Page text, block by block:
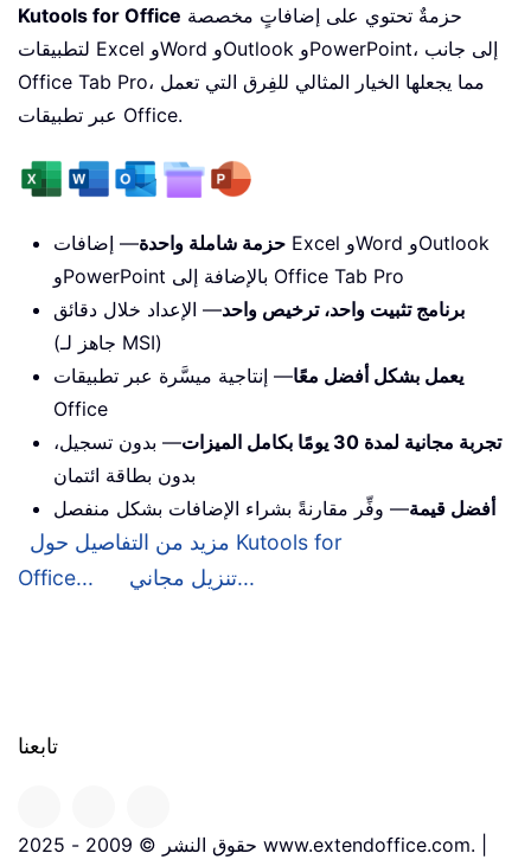
Kutools for Office
لتطبيقات Excel وWord وOutlook وPowerPoint، إلى جانب
Office Tab Pro، مما يجعلها الخيار المثالي للفِرق التي تعمل
عبر تطبيقات Office.
حزمة شاملة واحدة— إضافات Excel وWord وOutlook
وPowerPoint بالإضافة إلى Office Tab Pro
برنامج تثبيت واحد، ترخيص واحد— الإعداد خلال دقائق
(جاهز لـ MSI)
يعمل بشكل أفضل معًا— إنتاجية ميسَّرة عبر تطبيقات
Office
تجربة مجانية لمدة 30 يومًا بكامل الميزات
— بدون تسجيل،
بدون بطاقة ائتمان
أفضل قيمة— وفِّر مقارنةً بشراء الإضافات بشكل منفصل
مزيد من التفاصيل حول Kutools for
Office...
تنزيل مجاني...
تابعنا
حقوق النشر © 2009 - 2025 www.extendoffice.com. |